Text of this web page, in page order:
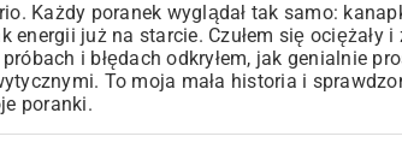
Każdy poranek wyglądał tak samo:
już na starcie. Czułem się ociężały i
i błędach odkryłem, jak genialnie
To moja mała historia i
poranki.